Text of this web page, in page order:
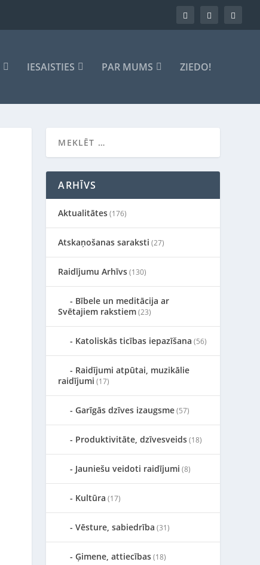
IESAISTIES PAR MUMS ZIEDO!
ARHĪVS
Aktualitātes(176)
Atskaņošanas saraksti (27)
Raidījumu Arhīvs(130)
Bībele un meditācija ar
Svētajiem rakstiem(23)
Katoliskās ticības iepazīšana (56)
Raidījumi atpūtai, muzikālie
raidījumi (17)
Garīgās dzīves izaugsme(57)
Produktivitāte, dzīvesveids(18)
Jauniešu veidoti raidījumi (8)
Kultūra (17)
Vēsture, sabiedrība (31)
Ģimene, attiecības(18)